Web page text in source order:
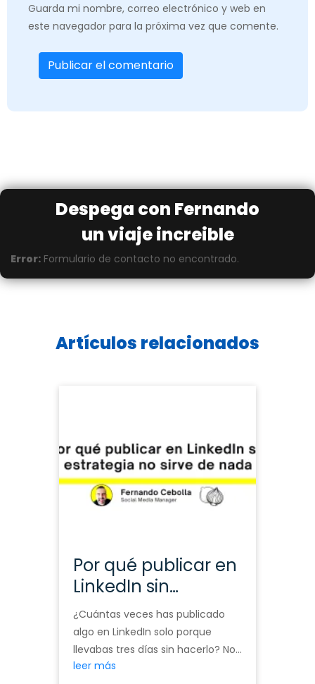
Guarda mi nombre, correo electrónico y web en
este navegador para la próxima vez que comente.
Despega con Fernando
un viaje increible
Error: Formulario de contacto no encontrado.
Artículos relacionados
Por qué publicar en
LinkedIn sin
estrategia no sirve
de nada
¿Cuántas veces has publicado
algo en LinkedIn solo porque
llevabas tres días sin hacerlo? No
porque tuvieras algo que decir. No
leer más